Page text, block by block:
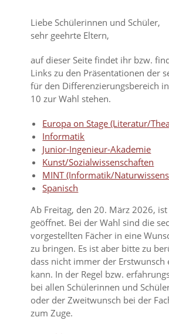
Liebe Schülerinnen und Schüler,
sehr geehrte Eltern,
auf dieser Seite findet ihr bzw.
Links zu den Präsentationen der
für den Differenzierungsbereich
10 zur Wahl stehen.
Europa on Stage (Literatur/
Informatik
Junior-Ingenieur-Akademie
Kunst/Sozialwissenschaften
MINT (Informatik/
Spanisch
Ab Freitag, den 20. März 2026,
geöffnet. Bei der Wahl sind die
vorgestellten Fächer in eine
zu bringen. Es ist aber bitte zu
dass nicht immer der
kann. In der Regel bzw.
bei allen Schülerinnen und
oder der Zweitwunsch bei der
zum Zuge.